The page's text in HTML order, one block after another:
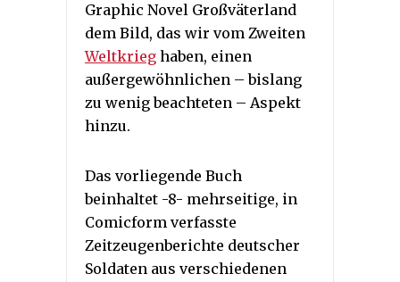
Graphic Novel Großväterland
dem Bild, das wir vom Zweiten
Weltkrieg haben, einen
außergewöhnlichen – bislang
zu wenig beachteten – Aspekt
hinzu.
Das vorliegende Buch
beinhaltet -8- mehrseitige, in
Comicform verfasste
Zeitzeugenberichte deutscher
Soldaten aus verschiedenen